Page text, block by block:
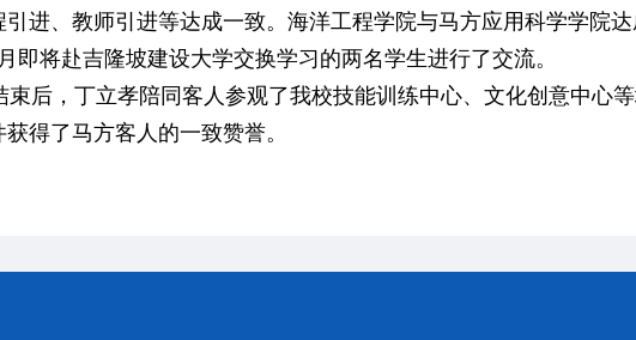
引进、教师引进等达成一致。海洋工程学院与马方应用科学学院达
即将赴吉隆坡建设大学交换学习的两名学生进行了交流。
后，丁立孝陪同客人参观了我校技能训练中心、文化创意中心
得了马方客人的一致赞誉。